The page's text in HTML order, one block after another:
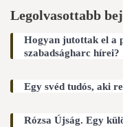
Legolvasottabb
Hogyan jutottak el a
szabadságharc hírei?
Egy svéd tudós, aki
Rózsa Újság. Egy